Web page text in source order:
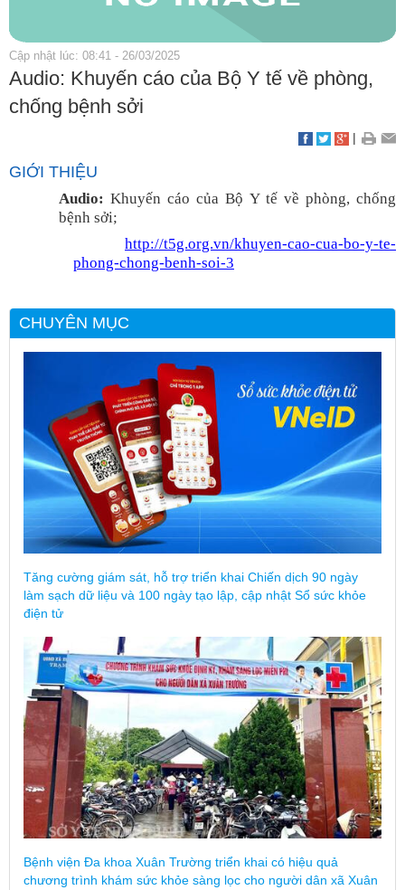
Cập nhật lúc: 08:41 - 26/03/2025
Audio: Khuyến cáo của Bộ Y tế về phòng,
chống bệnh sởi
|
GIỚI THIỆU
Audio: Khuyến cáo của Bộ Y tế về phòng, chống
bệnh sởi;
http://t5g.org.vn/khuyen-cao-cua-bo-y-te-
phong-chong-benh-soi-3
CHUYÊN MỤC
Tăng cường giám sát, hỗ trợ triển khai Chiến dịch 90 ngày
làm sạch dữ liệu và 100 ngày tạo lập, cập nhật Sổ sức khỏe
điện tử
Bệnh viện Đa khoa Xuân Trường triển khai có hiệu quả
chương trình khám sức khỏe sàng lọc cho người dân xã Xuân